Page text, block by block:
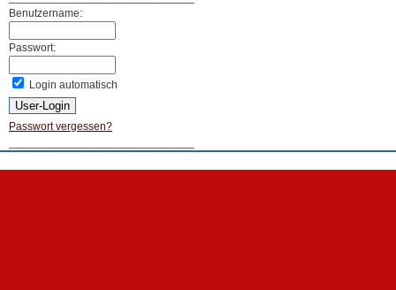
Benutzername:
Passwort:
Login automatisch
Passwort vergessen?